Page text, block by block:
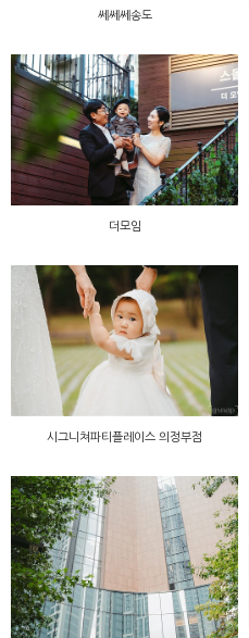
쎄쎄쎄송도
더모임
시그니쳐파티플레이스 의정부점